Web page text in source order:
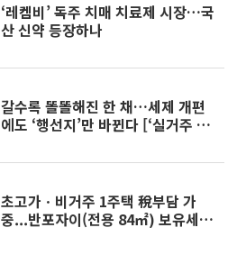
‘레켐비’ 독주 치매 치료제 시장…국
산 신약 등장하나
갈수록 똘똘해진 한 채…세제 개편
에도 ‘행선지’만 바뀐다 [‘실거주 중
초고가ㆍ비거주 1주택 稅부담 가
중...반포자이(전용 84㎡) 보유세